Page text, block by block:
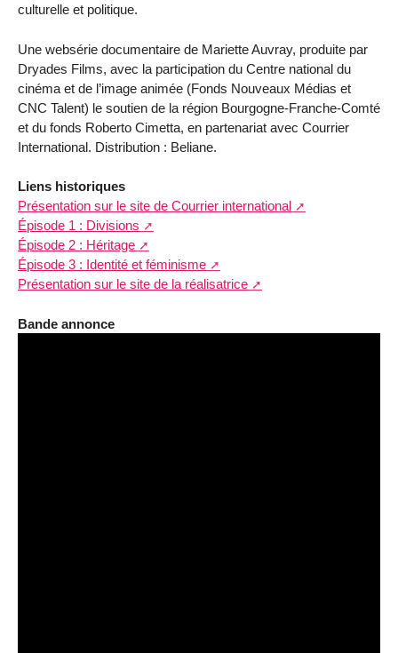
culturelle et politique.
Une websérie documentaire de Mariette Auvray, produite par
Dryades Films, avec la participation du Centre national du
cinéma et de l’image animée (Fonds Nouveaux Médias et
CNC Talent) le soutien de la région Bourgogne-Franche-Comté
et du fonds Roberto Cimetta, en partenariat avec Courrier
International. Distribution : Beliane.
Liens historiques
Présentation sur le site de Courrier international
Épisode 1 : Divisions
Épisode 2 : Héritage
Épisode 3 : Identité et féminisme
Présentation sur le site de la réalisatrice
Bande annonce